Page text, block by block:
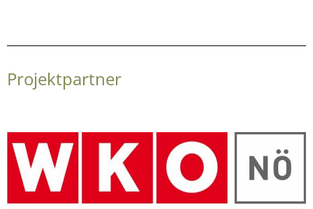
Projektpartner